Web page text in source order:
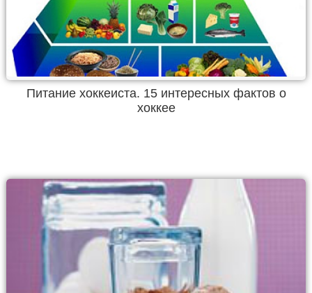
Питание хоккеиста. 15 интересных фактов о
хоккее